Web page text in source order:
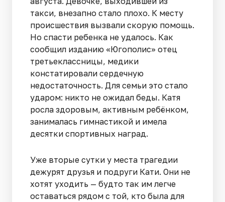
такси, внезапно стало плохо. К месту
происшествия вызвали скорую помощь.
Но спасти ребенка не удалось. Как
сообщил изданию «Югополис» отец
третьеклассницы, медики
констатировали сердечную
недостаточность. Для семьи это стало
ударом: никто не ожидал беды. Катя
росла здоровым, активным ребёнком,
занималась гимнастикой и имела
десятки спортивных наград.
Уже вторые сутки у места трагедии
дежурят друзья и подруги Кати. Они не
хотят уходить — будто так им легче
оставаться рядом с той, кто была для